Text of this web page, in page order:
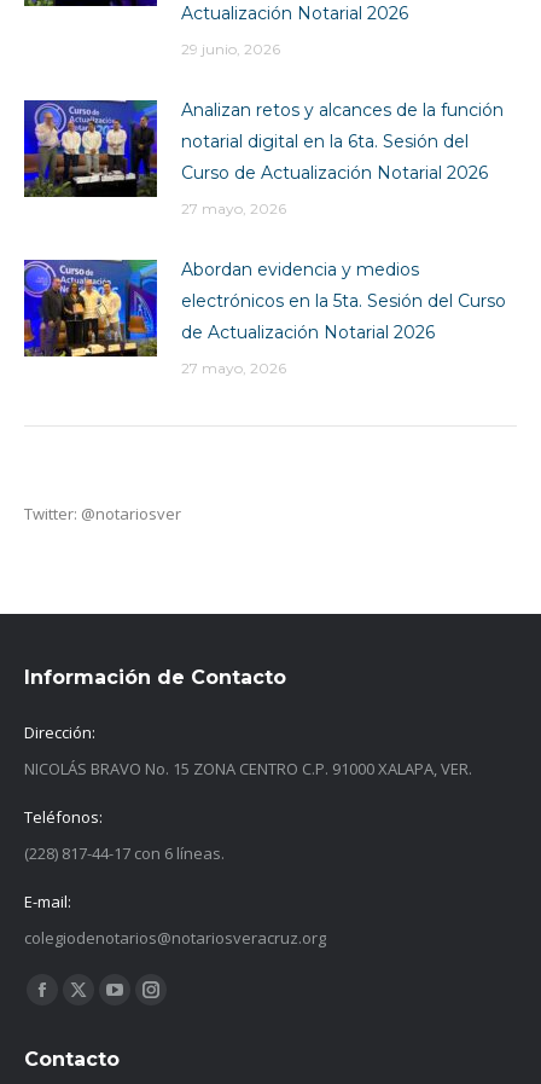
Actualización Notarial 2026
29 junio, 2026
Analizan retos y alcances de la función
notarial digital en la 6ta. Sesión del
Curso de Actualización Notarial 2026
27 mayo, 2026
Abordan evidencia y medios
electrónicos en la 5ta. Sesión del Curso
de Actualización Notarial 2026
27 mayo, 2026
Twitter: @notariosver
Información de Contacto
Dirección:
NICOLÁS BRAVO No. 15 ZONA CENTRO C.P. 91000 XALAPA, VER.
Teléfonos:
(228) 817-44-17 con 6 líneas.
E-mail:
colegiodenotarios@notariosveracruz.org
Find us on:
Facebook
opens
X
opens
YouTube
opens
Instagram
Contacto